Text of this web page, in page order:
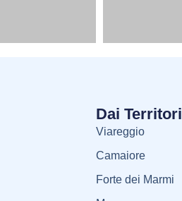
Dai Territori
Viareggio
Camaiore
Forte dei Marmi